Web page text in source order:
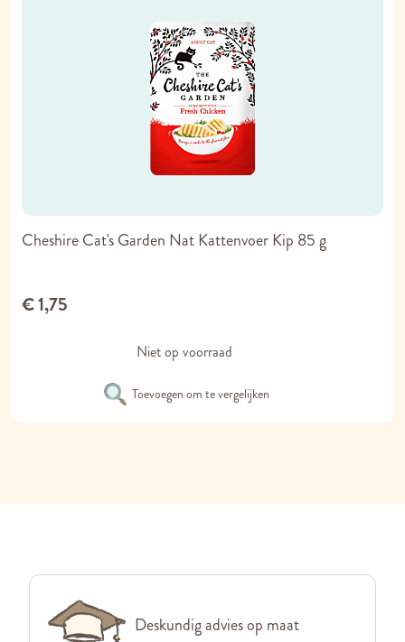
Cheshire Cat's Garden Nat Kattenvoer Kip 85 g
€ 1,75
Niet op voorraad
Toevoegen om te vergelijken
Deskundig advies op maat